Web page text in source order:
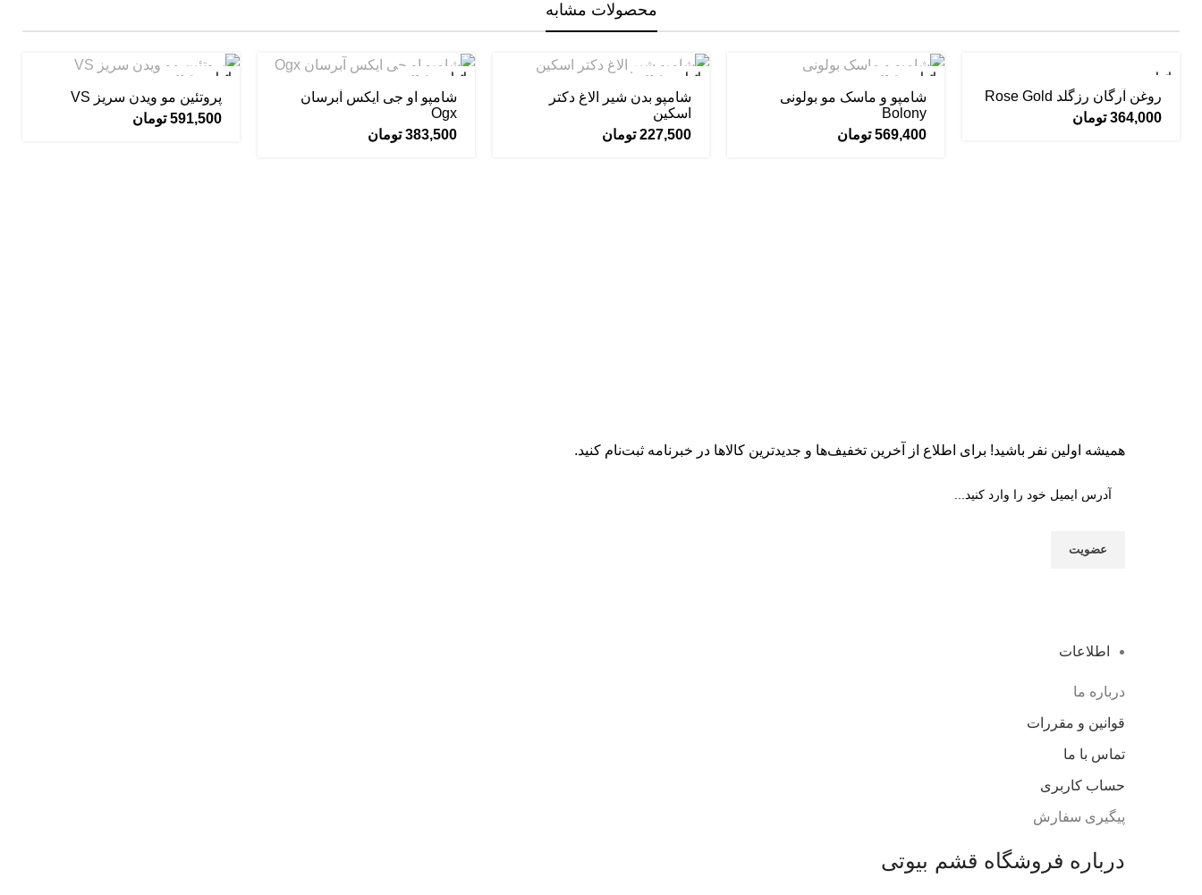
محصولات مشابه
اتمام موجودی
روغن آرگان رزگلد Rose Gold
364,000 تومان
اتمام موجودی
شامپو و ماسک مو بولونی
Bolony
569,400 تومان
اتمام موجودی
شامپو بدن شیر الاغ دکتر
اسکین
227,500 تومان
اتمام موجودی
شامپو او جی ایکس آبرسان
Ogx
383,500 تومان
اتمام موجودی
پروتئین مو ویدن سریز VS
591,500 تومان
همیشه اولین نفر باشید! برای اطلاع از آخرین تخفیف‌ها و جدیدترین کالاها در خبرنامه ثبت‌نام کنید.
اطلاعات
درباره ما
قوانین و مقررات
تماس با ما
حساب کاربری
پیگیری سفارش
درباره فروشگاه قشم بیوتی